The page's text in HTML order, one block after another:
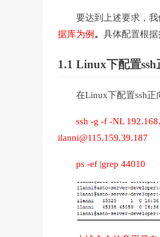
要达到上述要求，我
据库为例 。 具体配置根据
1.1 Linux下配置
在Linux下配置ssh正
ssh -g -f -NL
ilanni@115.159.39.187
ps -ef |grep 44010